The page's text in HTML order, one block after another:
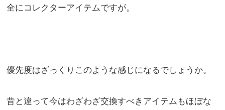
全にコレクターアイテムですが。
優先度はざっくりこのような感じになるでしょうか。
昔と違って今はわざわざ交換すべきアイテムもほぼな